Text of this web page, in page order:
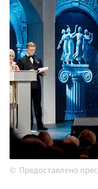
Предоставлено